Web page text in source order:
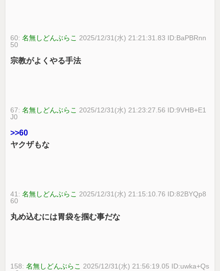
60:名無しどんぶらこ 2025/12/31(水) 21:21:31.83 ID:BaPBRnn
50
宗教がよくやる手法
67:名無しどんぶらこ 2025/12/31(水) 21:23:27.56 ID:9VHB+E1
J0
>>60
ヤクザもな
41:名無しどんぶらこ 2025/12/31(水) 21:15:10.76 ID:82BYQp8
60
丸め込むには胃袋を掴む事だな
158:名無しどんぶらこ 2025/12/31(水) 21:56:19.05 ID:uwka+Qs